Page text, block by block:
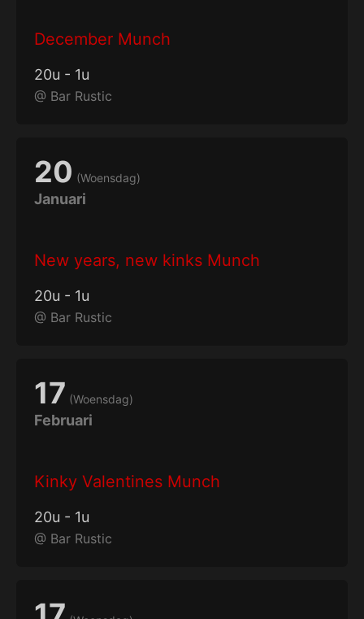
December Munch
20u - 1u
@ Bar Rustic
20 (Woensdag)
Januari
New years, new kinks Munch
20u - 1u
@ Bar Rustic
17 (Woensdag)
Februari
Kinky Valentines Munch
20u - 1u
@ Bar Rustic